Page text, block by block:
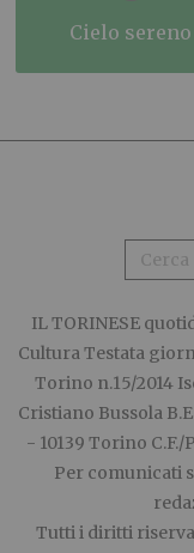
cielo sereno
IL TORINESE
Cultura Testata
Torino n.15/2014
Cristiano Bussola
- 10139 Torino C.F./
Per comunicati
Tutti i diritti